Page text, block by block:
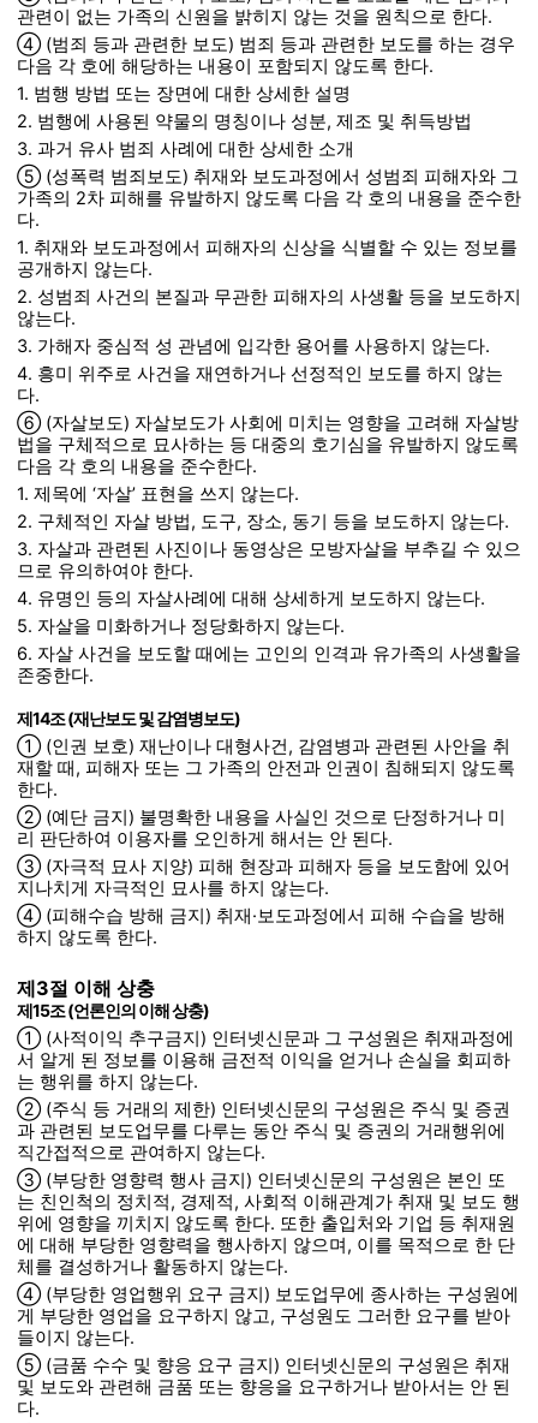
관련이 없는 가족의 신원을 밝히지 않는 것을 원칙으로 한다.
④ (범죄 등과 관련한 보도) 범죄 등과 관련한 보도를 하는 경우
다음 각 호에 해당하는 내용이 포함되지 않도록 한다.
1. 범행 방법 또는 장면에 대한 상세한 설명
2. 범행에 사용된 약물의 명칭이나 성분, 제조 및 취득방법
3. 과거 유사 범죄 사례에 대한 상세한 소개
⑤ (성폭력 범죄보도) 취재와 보도과정에서 성범죄 피해자와 그
가족의 2차 피해를 유발하지 않도록 다음 각 호의 내용을 준수한
다.
1. 취재와 보도과정에서 피해자의 신상을 식별할 수 있는 정보를
공개하지 않는다.
2. 성범죄 사건의 본질과 무관한 피해자의 사생활 등을 보도하지
않는다.
3. 가해자 중심적 성 관념에 입각한 용어를 사용하지 않는다.
4. 흥미 위주로 사건을 재연하거나 선정적인 보도를 하지 않는
다.
⑥ (자살보도) 자살보도가 사회에 미치는 영향을 고려해 자살방
법을 구체적으로 묘사하는 등 대중의 호기심을 유발하지 않도록
다음 각 호의 내용을 준수한다.
1. 제목에 ‘자살’ 표현을 쓰지 않는다.
2. 구체적인 자살 방법, 도구, 장소, 동기 등을 보도하지 않는다.
3. 자살과 관련된 사진이나 동영상은 모방자살을 부추길 수 있으
므로 유의하여야 한다.
4. 유명인 등의 자살사례에 대해 상세하게 보도하지 않는다.
5. 자살을 미화하거나 정당화하지 않는다.
6. 자살 사건을 보도할 때에는 고인의 인격과 유가족의 사생활을
존중한다.
제14조 (재난보도 및 감염병보도)
① (인권 보호) 재난이나 대형사건, 감염병과 관련된 사안을 취
재할 때, 피해자 또는 그 가족의 안전과 인권이 침해되지 않도록
한다.
② (예단 금지) 불명확한 내용을 사실인 것으로 단정하거나 미
리 판단하여 이용자를 오인하게 해서는 안 된다.
③ (자극적 묘사 지양) 피해 현장과 피해자 등을 보도함에 있어
지나치게 자극적인 묘사를 하지 않는다.
④ (피해수습 방해 금지) 취재·보도과정에서 피해 수습을 방해
하지 않도록 한다.
제3절 이해 상충
제15조 (언론인의 이해 상충)
① (사적이익 추구금지) 인터넷신문과 그 구성원은 취재과정에
서 알게 된 정보를 이용해 금전적 이익을 얻거나 손실을 회피하
는 행위를 하지 않는다.
② (주식 등 거래의 제한) 인터넷신문의 구성원은 주식 및 증권
과 관련된 보도업무를 다루는 동안 주식 및 증권의 거래행위에
직간접적으로 관여하지 않는다.
③ (부당한 영향력 행사 금지) 인터넷신문의 구성원은 본인 또
는 친인척의 정치적, 경제적, 사회적 이해관계가 취재 및 보도 행
위에 영향을 끼치지 않도록 한다. 또한 출입처와 기업 등 취재원
에 대해 부당한 영향력을 행사하지 않으며, 이를 목적으로 한 단
체를 결성하거나 활동하지 않는다.
④ (부당한 영업행위 요구 금지) 보도업무에 종사하는 구성원에
게 부당한 영업을 요구하지 않고, 구성원도 그러한 요구를 받아
들이지 않는다.
⑤ (금품 수수 및 향응 요구 금지) 인터넷신문의 구성원은 취재
및 보도와 관련해 금품 또는 향응을 요구하거나 받아서는 안 된
다.